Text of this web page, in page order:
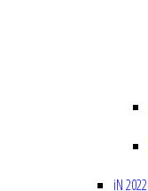
iN 2022